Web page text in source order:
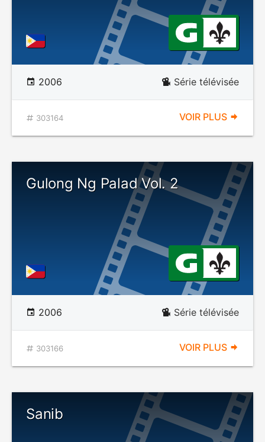
2006 Série télévisée
303164 VOIR PLUS
Gulong Ng Palad Vol. 2
2006 Série télévisée
303166 VOIR PLUS
Sanib